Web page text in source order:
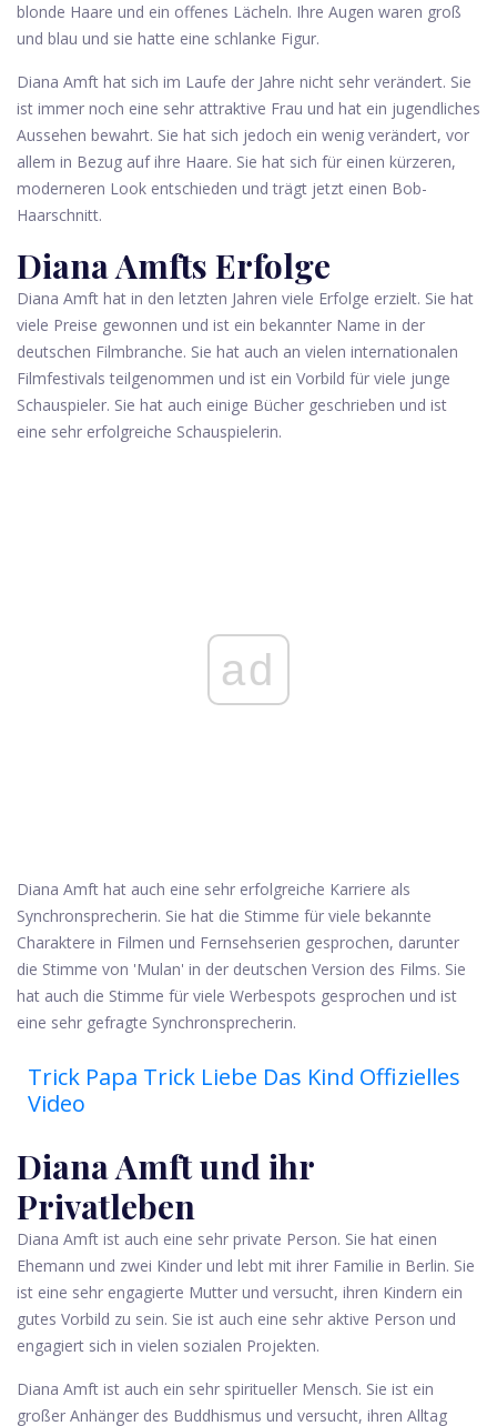
blonde Haare und ein offenes Lächeln. Ihre Augen waren groß
und blau und sie hatte eine schlanke Figur.
Diana Amft hat sich im Laufe der Jahre nicht sehr verändert. Sie
ist immer noch eine sehr attraktive Frau und hat ein jugendliches
Aussehen bewahrt. Sie hat sich jedoch ein wenig verändert, vor
allem in Bezug auf ihre Haare. Sie hat sich für einen kürzeren,
moderneren Look entschieden und trägt jetzt einen Bob-
Haarschnitt.
Diana Amfts Erfolge
Diana Amft hat in den letzten Jahren viele Erfolge erzielt. Sie hat
viele Preise gewonnen und ist ein bekannter Name in der
deutschen Filmbranche. Sie hat auch an vielen internationalen
Filmfestivals teilgenommen und ist ein Vorbild für viele junge
Schauspieler. Sie hat auch einige Bücher geschrieben und ist
eine sehr erfolgreiche Schauspielerin.
ad
Diana Amft hat auch eine sehr erfolgreiche Karriere als
Synchronsprecherin. Sie hat die Stimme für viele bekannte
Charaktere in Filmen und Fernsehserien gesprochen, darunter
die Stimme von 'Mulan' in der deutschen Version des Films. Sie
hat auch die Stimme für viele Werbespots gesprochen und ist
eine sehr gefragte Synchronsprecherin.
Trick Papa Trick Liebe Das Kind Offizielles
Video
Diana Amft und ihr
Privatleben
Diana Amft ist auch eine sehr private Person. Sie hat einen
Ehemann und zwei Kinder und lebt mit ihrer Familie in Berlin. Sie
ist eine sehr engagierte Mutter und versucht, ihren Kindern ein
gutes Vorbild zu sein. Sie ist auch eine sehr aktive Person und
engagiert sich in vielen sozialen Projekten.
Diana Amft ist auch ein sehr spiritueller Mensch. Sie ist ein
großer Anhänger des Buddhismus und versucht, ihren Alltag